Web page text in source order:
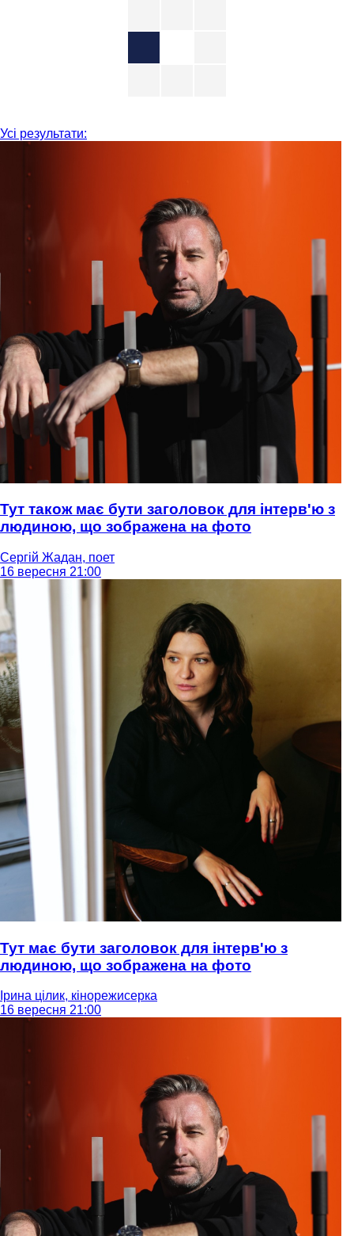
Усі результати:
Тут також має бути заголовок для інтерв'ю з
людиною, що зображена на фото
Сергій Жадан, поет
16 вересня 21:00
Тут має бути заголовок для інтерв'ю з
людиною, що зображена на фото
Ірина цілик, кінорежисерка
16 вересня 21:00